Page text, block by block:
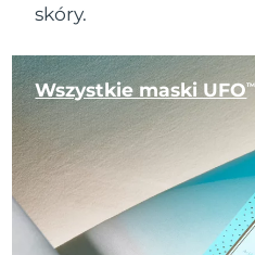
skóry.
Wszystkie maski UFOTM